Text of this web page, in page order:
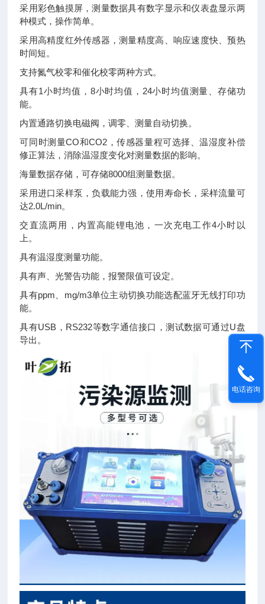
采用彩色触摸屏，测量数据具有数字显示和仪表盘显示两
种模式，操作简单。
采用高精度红外传感器，测量精度高、响应速度快、预热
时间短。
支持氮气校零和催化校零两种方式。
具有1小时均值，8小时均值，24小时均值测量、存储功
能。
内置通路切换电磁阀，调零、测量自动切换。
可同时测量CO和CO2，传感器量程可选择、温湿度补偿
修正算法，消除温湿度变化对测量数据的影响。
海量数据存储，可存储8000组测量数据。
采用进口采样泵，负载能力强，使用寿命长，采样流量可
达2.0L/min。
交直流两用，内置高能锂电池，一次充电工作4小时以
上。
具有温湿度测量功能。
具有声、光警告功能，报警限值可设定。
具有ppm、mg/m3单位主动切换功能选配蓝牙无线打印功
能。
具有USB，RS232等数字通信接口，测试数据可通过U盘
导出。
电话咨询